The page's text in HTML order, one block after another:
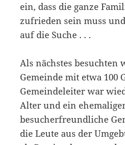
ein, dass die ganze
zufrieden sein muss
auf die Suche . . .
Als nächstes besuchten
Gemeinde mit etwa 100
Gemeindeleiter war
Alter und ein
besucher­freundliche
die Leute aus der